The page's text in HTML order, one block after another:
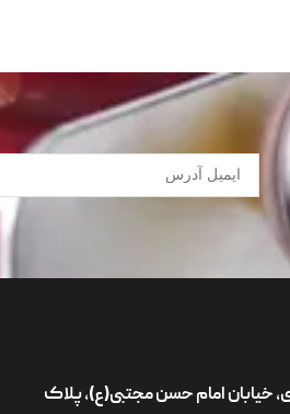
خیابان امام حسن مجتبی(ع)، پلاک